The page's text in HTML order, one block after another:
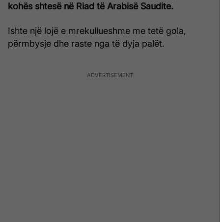
kohës shtesë në Riad të Arabisë Saudite.
Ishte një lojë e mrekullueshme me tetë gola,
përmbysje dhe raste nga të dyja palët.